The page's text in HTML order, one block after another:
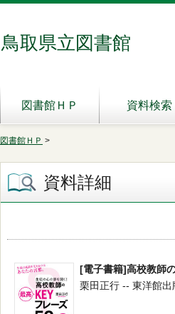
鳥取県立図書館
図書館ＨＰ 資料検索
図書館ＨＰ >
資料詳細
[電子書籍]高校教師
栗田正行 -- 東洋館